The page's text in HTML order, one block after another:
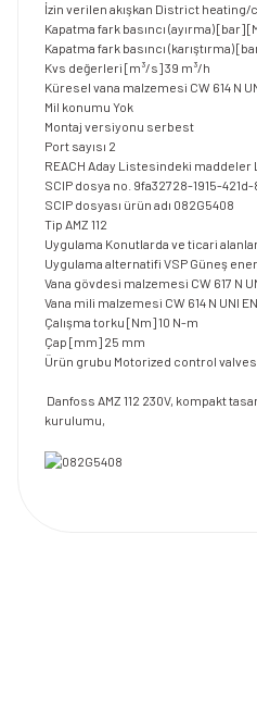
İzin verilen akışkan District heating/
Kapatma fark basıncı (ayırma) [bar]
Kapatma fark basıncı (karıştırma)
Kvs değerleri [m³/s]39 m³/h
Küresel vana malzemesi CW 614 N
Mil konumu Yok
Montaj versiyonu serbest
Port sayısı 2
REACH Aday Listesindeki maddeler
SCIP dosya no. 9fa32728-1915-
SCIP dosyası ürün adı 082G5408
Tip AMZ 112
Uygulama Konutlarda ve ticari
Uygulama alternatifi VSP Güneş
Vana gövdesi malzemesi CW 617 N
Vana mili malzemesi CW 614 N UNI
Çalışma torku [Nm]10 N-m
Çap [mm] 25 mm
Ürün grubu Motorized control valves
Danfoss AMZ 112 230V, kompakt
kurulumu,